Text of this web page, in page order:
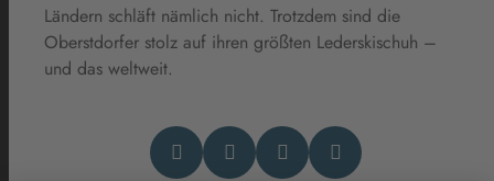
Ländern schläft nämlich nicht. Trotzdem sind die
Oberstdorfer stolz auf ihren größten Lederskischuh –
und das weltweit.